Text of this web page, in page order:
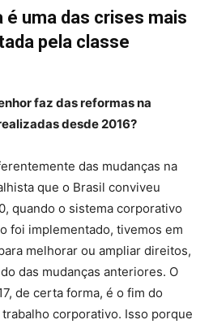
é uma das crises mais
pela classe
faz das reformas na
desde 2016?
das mudanças na
que o Brasil conviveu
quando o sistema corporativo
foi implementado, tivemos em
melhorar ou ampliar direitos,
das mudanças anteriores. O
de certa forma, é o fim do
corporativo. Isso porque